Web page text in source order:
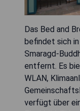
Das Bed and
befindet sich
Smaragd-
entfernt. Es
WLAN,
verfügt über